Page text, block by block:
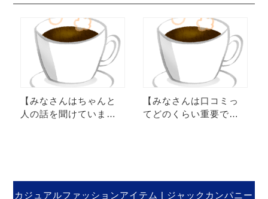
【みなさんはちゃんと
人の話を聞けています
【みなさんは口コミっ
てどのくらい重要です
カジュアルファッションアイテム | ジャックカンパニー